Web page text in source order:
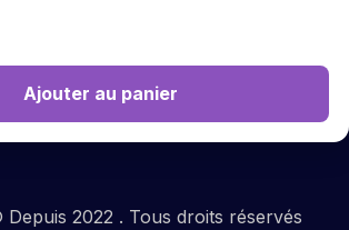
Ajouter au panier
2022 . Tous droits réservés